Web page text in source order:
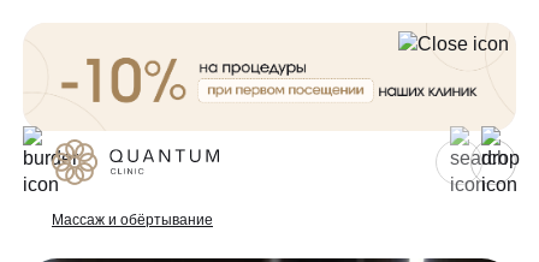
Для женщин
Массаж и обёртывание